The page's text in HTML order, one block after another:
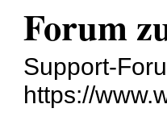
Forum
Support-
https://